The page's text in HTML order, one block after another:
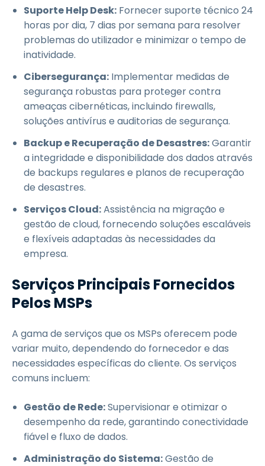
Suporte Help Desk: Fornecer suporte técnico 24
horas por dia, 7 dias por semana para resolver
problemas do utilizador e minimizar o tempo de
inatividade.
Cibersegurança: Implementar medidas de
segurança robustas para proteger contra
ameaças cibernéticas, incluindo firewalls,
soluções antivírus e auditorias de segurança.
Backup e Recuperação de Desastres:Garantir
a integridade e disponibilidade dos dados através
de backups regulares e planos de recuperação
de desastres.
Serviços Cloud:Assistência na migração e
gestão de cloud, fornecendo soluções escaláveis
e flexíveis adaptadas às necessidades da
empresa.
Serviços Principais Fornecidos
Pelos MSPs
A gama de serviços que os MSPs oferecem pode
variar muito, dependendo do fornecedor e das
necessidades específicas do cliente. Os serviços
comuns incluem:
Gestão de Rede:Supervisionar e otimizar o
desempenho da rede, garantindo conectividade
fiável e fluxo de dados.
Administração do Sistema:Gestão de